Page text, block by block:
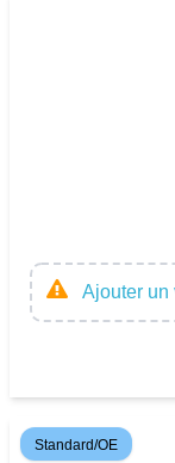
Ajouter un
Standard/OE